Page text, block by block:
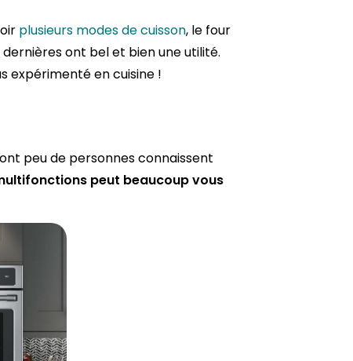
plusieurs modes de cuisson, le four
dernières ont bel et bien une utilité.
expérimenté en cuisine !
peu de personnes connaissent
peut beaucoup vous